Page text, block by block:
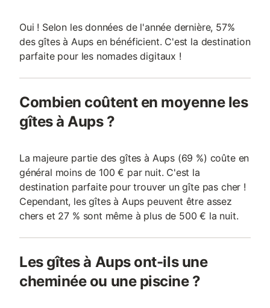
Oui ! Selon les données de l'année dernière, 57%
des gîtes à Aups en bénéficient. C'est la destination
parfaite pour les nomades digitaux !
Combien coûtent en moyenne les
gîtes à Aups ?
La majeure partie des gîtes à Aups (69 %) coûte en
général moins de 100 € par nuit. C'est la
destination parfaite pour trouver un gîte pas cher !
Cependant, les gîtes à Aups peuvent être assez
chers et 27 % sont même à plus de 500 € la nuit.
Les gîtes à Aups ont-ils une
cheminée ou une piscine ?